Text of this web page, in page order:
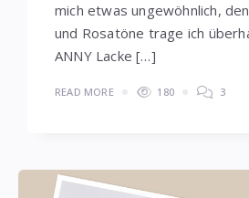
mich etwas ungewöhnlich,
und Rosatöne trage ich
ANNY Lacke […]
READ MORE 180 3